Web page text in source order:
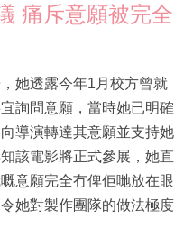
痛斥意願被完全
她透露今年1月校方曾就
詢問意願，當時她已明確
導演轉達其意願並支持她
該電影將正式參展，她直
意願完全冇俾佢哋放在眼
她對製作團隊的做法極度